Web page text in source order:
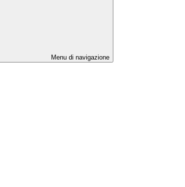
Menu di navigazione